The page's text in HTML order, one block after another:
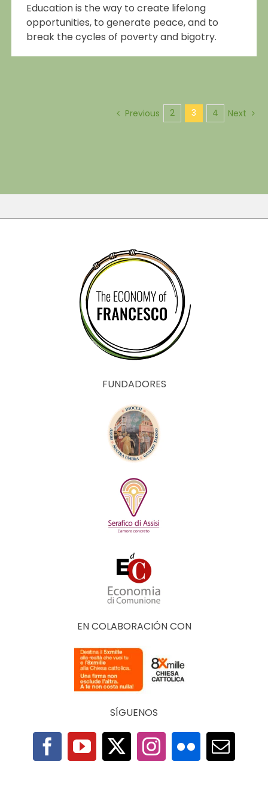
Education is the way to create lifelong
opportunities, to generate peace, and to
break the cycles of poverty and bigotry.
Previous 2 3 4 Next
FUNDADORES
EN COLABORACIÓN CON
SÍGUENOS